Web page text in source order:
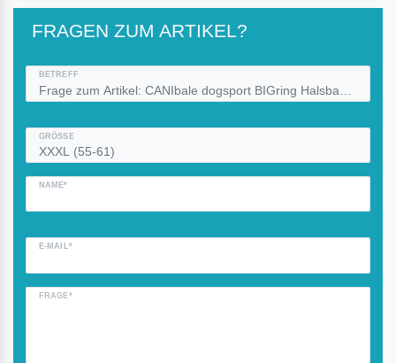
FRAGEN ZUM ARTIKEL?
BETREFF
GRÖSSE
NAME*
E-MAIL*
FRAGE*